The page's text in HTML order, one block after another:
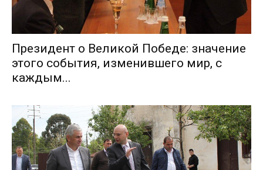
Президент о Великой Победе: значение
этого события, изменившего мир, с
каждым...